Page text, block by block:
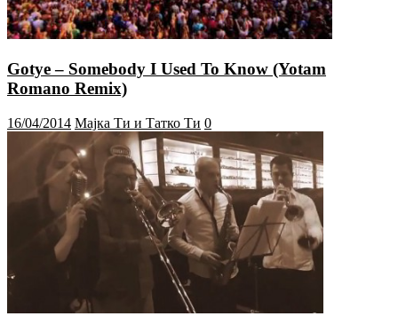
Gotye – Somebody I Used To Know (Yotam
Romano Remix)
16/04/2014 Мајка Ти и Татко Ти 0